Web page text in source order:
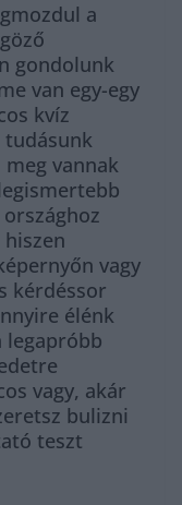
a
gondolunk
van egy-egy
kvíz
vannak
vagy
kérdéssor
élénk
legapróbb
vagy, akár
bulizni
teszt